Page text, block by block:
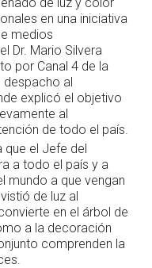
de luz y color
en una iniciativa
medios
Dr. Mario Silvera
por Canal 4 de la
despacho al
explicó el objetivo
al
de todo el país.
que el Jefe del
a todo el país y a
mundo a que vengan
de luz al
en el árbol de
a la decoración
comprenden la